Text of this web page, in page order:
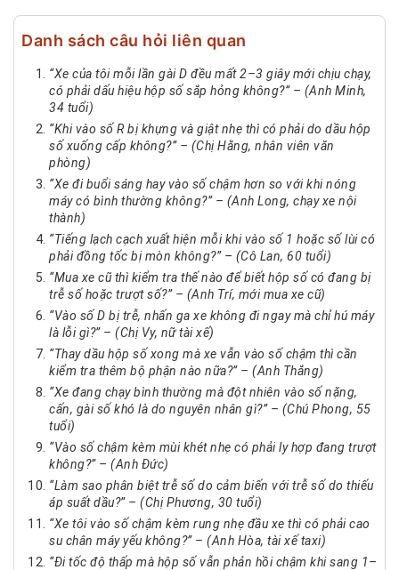
Danh sách câu hỏi liên quan
“Xe của tôi mỗi lần gài D đều mất 2–3 giây mới chịu chạy,
có phải dấu hiệu hộp số sắp hỏng không?” – (Anh Minh,
34 tuổi)
“Khi vào số R bị khựng và giật nhẹ thì có phải do dầu hộp
số xuống cấp không?” – (Chị Hằng, nhân viên văn
phòng)
“Xe đi buổi sáng hay vào số chậm hơn so với khi nóng
máy có bình thường không?” – (Anh Long, chạy xe nội
thành)
“Tiếng lạch cạch xuất hiện mỗi khi vào số 1 hoặc số lùi có
phải đồng tốc bị mòn không?” – (Cô Lan, 60 tuổi)
“Mua xe cũ thì kiểm tra thế nào để biết hộp số có đang bị
trễ số hoặc trượt số?” – (Anh Trí, mới mua xe cũ)
“Vào số D bị trễ, nhấn ga xe không đi ngay mà chỉ hú máy
là lỗi gì?” – (Chị Vy, nữ tài xế)
“Thay dầu hộp số xong mà xe vẫn vào số chậm thì cần
kiểm tra thêm bộ phận nào nữa?” – (Anh Thắng)
“Xe đang chạy bình thường mà đột nhiên vào số nặng,
cấn, gài số khó là do nguyên nhân gì?” – (Chú Phong, 55
tuổi)
“Vào số chậm kèm mùi khét nhẹ có phải ly hợp đang trượt
không?” – (Anh Đức)
“Làm sao phân biệt trễ số do cảm biến với trễ số do thiếu
áp suất dầu?” – (Chị Phương, 30 tuổi)
“Xe tôi vào số chậm kèm rung nhẹ đầu xe thì có phải cao
su chân máy yếu không?” – (Anh Hòa, tài xế taxi)
“Đi tốc độ thấp mà hộp số vẫn phản hồi chậm khi sang 1–